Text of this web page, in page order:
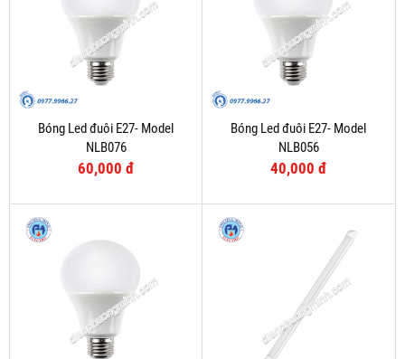
Bóng Led đuôi E27- Model
NLB076
60,000 đ
Bóng Led đuôi E27- Model
NLB056
40,000 đ